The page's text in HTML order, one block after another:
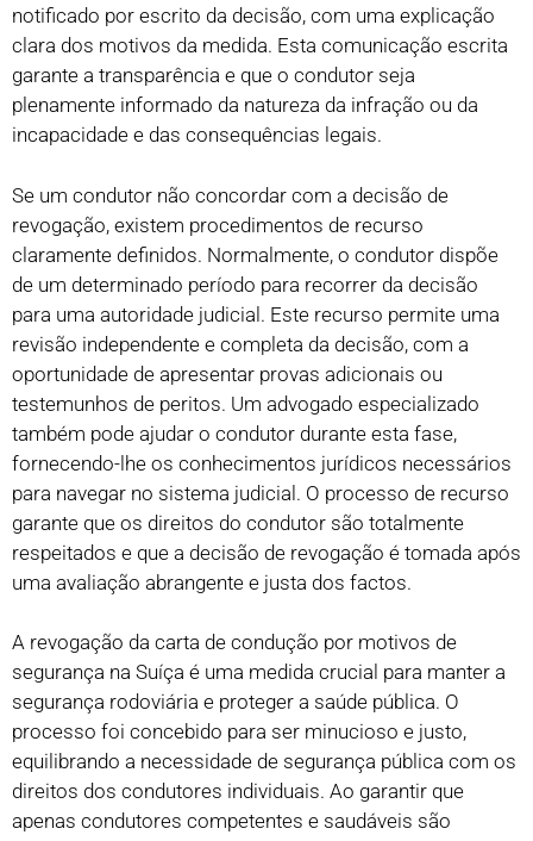
notificado por escrito da decisão, com uma explicação
clara dos motivos da medida. Esta comunicação escrita
garante a transparência e que o condutor seja
plenamente informado da natureza da infração ou da
incapacidade e das consequências legais.
Se um condutor não concordar com a decisão de
revogação, existem procedimentos de recurso
claramente definidos. Normalmente, o condutor dispõe
de um determinado período para recorrer da decisão
para uma autoridade judicial. Este recurso permite uma
revisão independente e completa da decisão, com a
oportunidade de apresentar provas adicionais ou
testemunhos de peritos. Um advogado especializado
também pode ajudar o condutor durante esta fase,
fornecendo-lhe os conhecimentos jurídicos necessários
para navegar no sistema judicial. O processo de recurso
garante que os direitos do condutor são totalmente
respeitados e que a decisão de revogação é tomada após
uma avaliação abrangente e justa dos factos.
A revogação da carta de condução por motivos de
segurança na Suíça é uma medida crucial para manter a
segurança rodoviária e proteger a saúde pública. O
processo foi concebido para ser minucioso e justo,
equilibrando a necessidade de segurança pública com os
direitos dos condutores individuais. Ao garantir que
apenas condutores competentes e saudáveis são